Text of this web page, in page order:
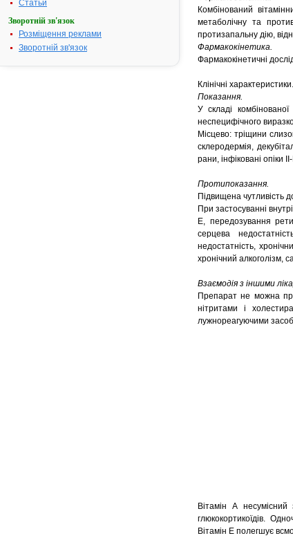
Статьи
Зворотній зв'язок
Розміщення реклами
Зворотній зв'язок
Комбінований
метаболічну та
протизапальну дію,
Фармакокінетика.
Фармакокінетичні
Клінічні характеристики.
Показання.
У складі
неспецифічного
Місцево: тріщини
склеродермія,
рани, інфіковані опіки
Протипоказання.
Підвищена чутливість
При застосуванні
Е, передозування
серцева
недостатність,
хронічний алкоголізм,
Взаємодія з іншими
Препарат не можна
нітритами і
лужнореагуючими
Вітамін А
глюкокортикоїдів.
Вітамін Е полегшує